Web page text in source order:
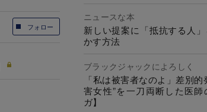
フォロー
ニュースな本
新しい提案に「抵抗する人
かす方法
ブラックジャックによろしく
「私は被害者なのよ」差別的
害女性”を一刀両断した医師
ガ】